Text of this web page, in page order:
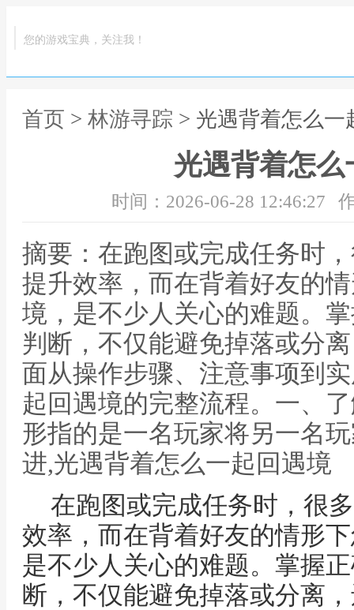
您的游戏宝典，关注我！
首页 > 林游寻踪 > 光遇背着怎么一
光遇背着怎么
时间：2026-06-28 12:46:27
摘要：在跑图或完成任务时
提升效率，而在背着好友的
境，是不少人关心的难题。
判断，不仅能避免掉落或分
面从操作步骤、注意事项到
起回遇境的完整流程。一、
形指的是一名玩家将另一名
进,光遇背着怎么一起回遇境
在跑图或完成任务时，很
效率，而在背着好友的情形
是不少人关心的难题。掌握
断，不仅能避免掉落或分离